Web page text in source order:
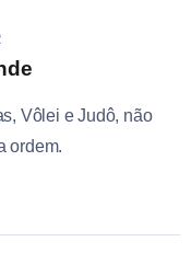
Vôlei e Judô, não
ordem.